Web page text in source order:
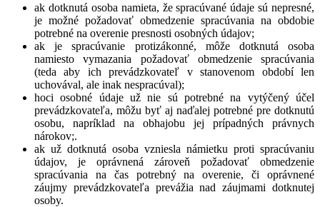
ak dotknutá osoba namieta, že spracúvané údaje sú nepresné,
je možné požadovať obmedzenie spracúvania na obdobie
potrebné na overenie presnosti osobných údajov;
ak je spracúvanie protizákonné, môže dotknutá osoba
namiesto vymazania požadovať obmedzenie spracúvania
(teda aby ich prevádzkovateľ v stanovenom období len
uchovával, ale inak nespracúval);
hoci osobné údaje už nie sú potrebné na vytýčený účel
prevádzkovateľa, môžu byť aj naďalej potrebné pre dotknutú
osobu, napríklad na obhajobu jej prípadných právnych
nárokov;.
ak už dotknutá osoba vzniesla námietku proti spracúvaniu
údajov, je oprávnená zároveň požadovať obmedzenie
spracúvania na čas potrebný na overenie, či oprávnené
záujmy prevádzkovateľa prevážia nad záujmami dotknutej
osoby.